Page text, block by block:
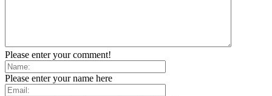
Please enter your comment!
Please enter your name here